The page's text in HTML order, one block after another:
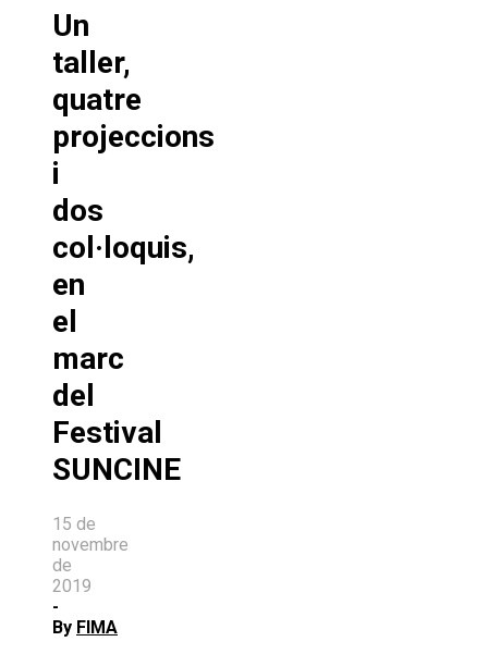
Un
taller,
quatre
projeccions
i
dos
col·loquis,
en
el
marc
del
Festival
SUNCINE
15 de
novembre
de
2019
-
By FIMA